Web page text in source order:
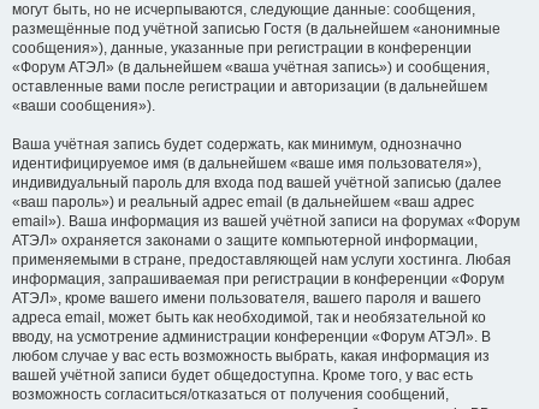
могут быть, но не исчерпываются, следующие данные: сообщения,
размещённые под учётной записью Гостя (в дальнейшем «анонимные
сообщения»), данные, указанные при регистрации в конференции
«Форум АТЭЛ» (в дальнейшем «ваша учётная запись») и сообщения,
оставленные вами после регистрации и авторизации (в дальнейшем
«ваши сообщения»).
Ваша учётная запись будет содержать, как минимум, однозначно
идентифицируемое имя (в дальнейшем «ваше имя пользователя»),
индивидуальный пароль для входа под вашей учётной записью (далее
«ваш пароль») и реальный адрес email (в дальнейшем «ваш адрес
email»). Ваша информация из вашей учётной записи на форумах «Форум
АТЭЛ» охраняется законами о защите компьютерной информации,
применяемыми в стране, предоставляющей нам услуги хостинга. Любая
информация, запрашиваемая при регистрации в конференции «Форум
АТЭЛ», кроме вашего имени пользователя, вашего пароля и вашего
адреса email, может быть как необходимой, так и необязательной ко
вводу, на усмотрение администрации конференции «Форум АТЭЛ». В
любом случае у вас есть возможность выбрать, какая информация из
вашей учётной записи будет общедоступна. Кроме того, у вас есть
возможность согласиться/отказаться от получения сообщений,